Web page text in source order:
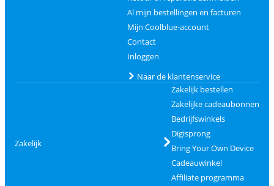
Al mijn bestellingen en facturen
Mijn Coolblue-account
Contact
Inloggen
Naar de klantenservice
Zakelijk
Zakelijk bestellen
Zakelijke cadeaubonnen
Bedrijfswinkels
Digisprong
Bring Your Own Device
Cadeauwinkel
Affiliate programma